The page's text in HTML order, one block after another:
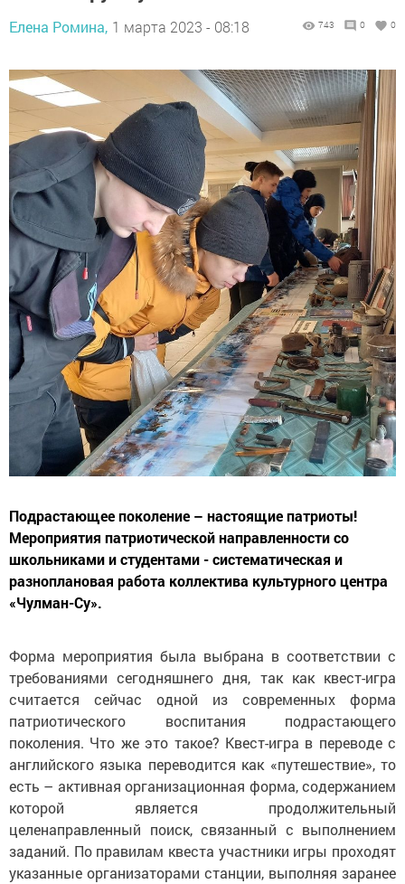
Елена Ромина, 1 марта 2023 - 08:18 743 0 0
Подрастающее поколение – настоящие патриоты!
Мероприятия патриотической направленности со
школьниками и студентами - систематическая и
разноплановая работа коллектива культурного центра
«Чулман-Су».
Форма мероприятия была выбрана в соответствии с
требованиями сегодняшнего дня, так как квест-игра
считается сейчас одной из современных форма
патриотического воспитания подрастающего
поколения. Что же это такое? Квест-игра в переводе с
английского языка переводится как «путешествие», то
есть – активная организационная форма, содержанием
которой является продолжительный
целенаправленный поиск, связанный с выполнением
заданий. По правилам квеста участники игры проходят
указанные организаторами станции, выполняя заранее